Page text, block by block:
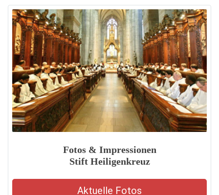
Fotos & Impressionen
Stift Heiligenkreuz
Aktuelle Fotos